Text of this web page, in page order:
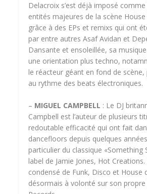
Delacroix s’est déjà imposé comme
entités majeures de la scène
grâce à des EPs et remixs qui ont
par entre autres Asaf Avidan et
Dansante et ensoleillée, sa
une orientation plus techno,
le réacteur géant en fond de scène,
au rythme des beats électroniques.
– MIGUEL CAMPBELL : Le DJ
Campbell est l’auteur de plusieurs
redoutable efficacité qui ont fait
dancefloors depuis quelques
particulier du classique «Something
label de Jamie Jones, Hot
condensé de Funk, Disco et House
désormais à volonté sur son